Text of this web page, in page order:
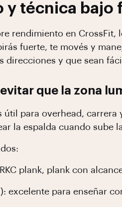
y técnica bajo
rendimiento en
fuerte, te movés y
direcciones y que sean
que la zona
útil para overhead,
la espalda cuando sube
plank, plank con
excelente para enseñar